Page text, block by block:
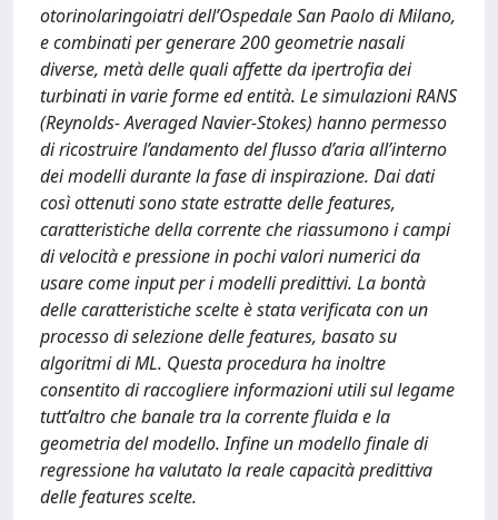
otorinolaringoiatri dell’Ospedale San Paolo di Milano,
e combinati per generare 200 geometrie nasali
diverse, metà delle quali affette da ipertrofia dei
turbinati in varie forme ed entità. Le simulazioni RANS
(Reynolds- Averaged Navier-Stokes) hanno permesso
di ricostruire l’andamento del flusso d’aria all’interno
dei modelli durante la fase di inspirazione. Dai dati
così ottenuti sono state estratte delle features,
caratteristiche della corrente che riassumono i campi
di velocità e pressione in pochi valori numerici da
usare come input per i modelli predittivi. La bontà
delle caratteristiche scelte è stata verificata con un
processo di selezione delle features, basato su
algoritmi di ML. Questa procedura ha inoltre
consentito di raccogliere informazioni utili sul legame
tutt’altro che banale tra la corrente fluida e la
geometria del modello. Infine un modello finale di
regressione ha valutato la reale capacità predittiva
delle features scelte.